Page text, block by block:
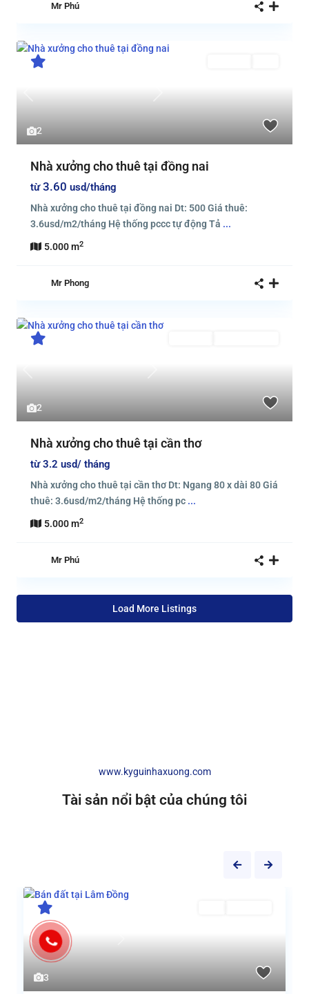
Mr Phú
2
Previous Next
Nhà xưởng cho thuê tại đồng nai
từ3.60 usd/tháng
Nhà xưởng cho thuê tại đồng nai Dt: 500 Giá thuê:
3.6usd/m2/tháng Hệ thống pccc tự động Tả ...
5.000 m2
Mr Phong
2
Previous Next
Nhà xưởng cho thuê tại cần thơ
từ 3.2 usd/ tháng
Nhà xưởng cho thuê tại cần thơ Dt: Ngang 80 x dài 80 Giá
thuê: 3.6usd/m2/tháng Hệ thống pc ...
5.000 m2
Mr Phú
Load More Listings
www.kyguinhaxuong.com
Tài sản nổi bật của chúng tôi
3
Previous